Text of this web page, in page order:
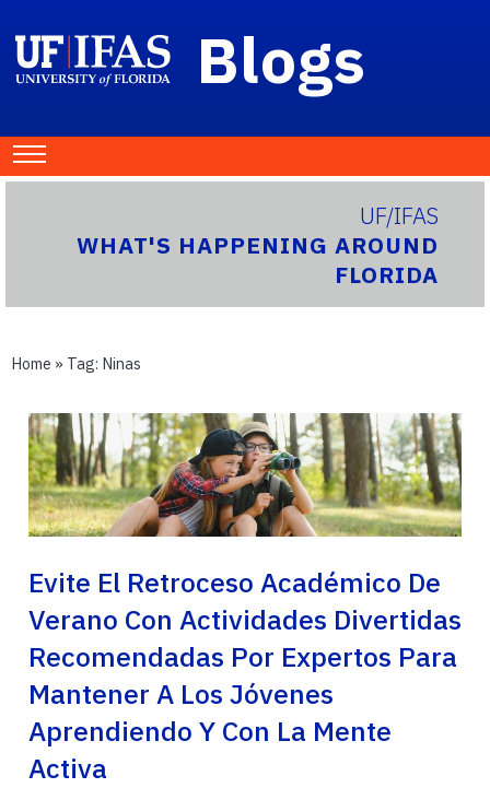
Blogs
UF/IFAS
WHAT'S HAPPENING AROUND
FLORIDA
Home » Tag: Ninas
Evite El Retroceso Académico De
Verano Con Actividades Divertidas
Recomendadas Por Expertos Para
Mantener A Los Jóvenes
Aprendiendo Y Con La Mente
Activa